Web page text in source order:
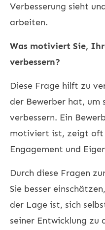
Verbesserung sieht
arbeiten.
Was motiviert Sie,
verbessern?
Diese Frage hilft zu
der Bewerber hat, um
verbessern. Ein
motiviert ist, zeigt oft
Engagement und
Durch diese Fragen
Sie besser
der Lage ist, sich
seiner Entwicklung zu